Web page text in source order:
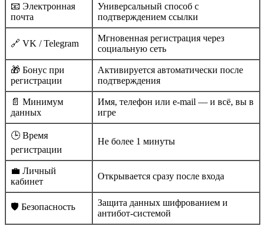
📧 Электронная
почта
Универсальный способ с
подтверждением ссылки
🔗 VK / Telegram
Мгновенная регистрация через
социальную сеть
🎁 Бонус при
регистрации
Активируется автоматически после
подтверждения
📄 Минимум
данных
Имя, телефон или e-mail — и всё, вы в
игре
🕒 Время
регистрации
Не более 1 минуты
💼 Личный
кабинет
Открывается сразу после входа
🛡️ Безопасность
Защита данных шифрованием и
антибот-системой